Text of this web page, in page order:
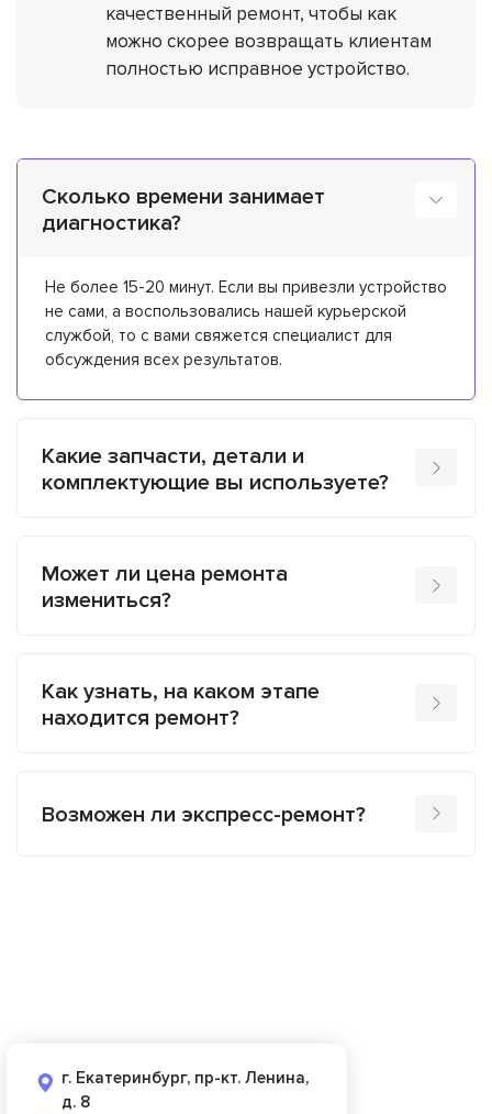
качественный ремонт, чтобы как
можно скорее возвращать клиентам
полностью исправное устройство.
Сколько времени занимает
диагностика?
Не более 15-20 минут. Если вы привезли устройство
не сами, а воспользовались нашей курьерской
службой, то с вами свяжется специалист для
обсуждения всех результатов.
Какие запчасти, детали и
комплектующие вы используете?
Может ли цена ремонта
измениться?
Как узнать, на каком этапе
находится ремонт?
Возможен ли экспресс-ремонт?
г. Екатеринбург, пр-кт. Ленина,
д. 8